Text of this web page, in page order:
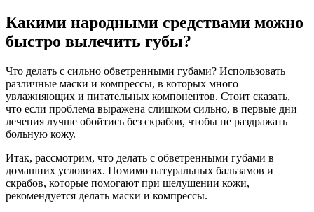
Какими народными средствами можно
быстро вылечить губы?
Что делать с сильно обветренными губами? Использовать
различные маски и компрессы, в которых много
увлажняющих и питательных компонентов. Стоит сказать,
что если проблема выражена слишком сильно, в первые дни
лечения лучше обойтись без скрабов, чтобы не раздражать
больную кожу.
Итак, рассмотрим, что делать с обветренными губами в
домашних условиях. Помимо натуральных бальзамов и
скрабов, которые помогают при шелушении кожи,
рекомендуется делать маски и компрессы.